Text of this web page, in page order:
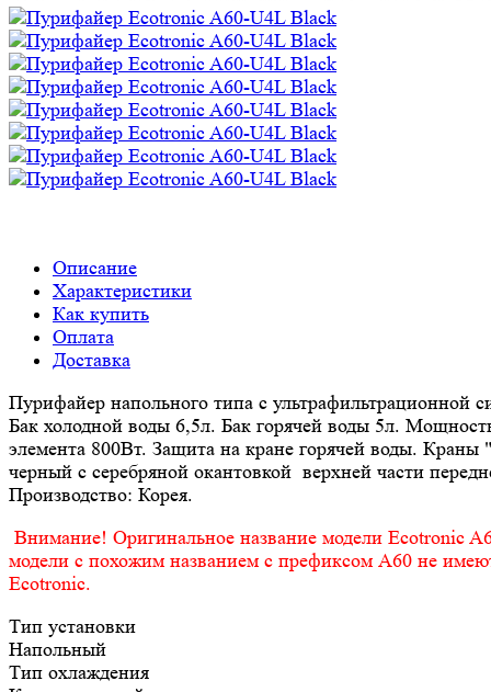
Описание
Характеристики
Как купить
Оплата
Доставка
Пурифайер напольного типа с ультрафильтрационной
Бак холодной воды 6,5л. Бак горячей воды 5л.
элемента 800Вт. Защита на кране горячей воды.
черный с серебряной окантовкой верхней части
Производство: Корея.
Внимание! Оригинальное название модели Ecotronic
модели с похожим названием с префиксом A60 не
Ecotronic.
Тип установки
Напольный
Тип охлаждения